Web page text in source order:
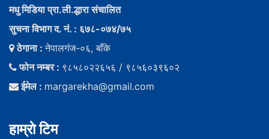
मधु मिडिया प्रा.ली.द्धारा संचालित
सुचना विभाग द. नं. : ६७८-०७४/७५
ठेगाना :नेपालगंज-०६, बाँके
फोन नम्बर : ९८५८०२२६५६ / ९८५६०३९६०२
ईमेल : margarekha@gmail.com
हाम्राे टिम